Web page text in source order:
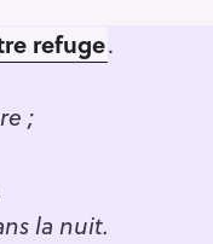
refuge.
;
la nuit.